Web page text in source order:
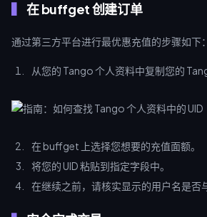
在 buffget 创建订单
通过第三方平台进行最优惠充值的步骤如下：
从您的 Tango 个人资料中复制您的
在 buffget 上选择您想要的充值面额。
将您的 UID 粘贴到指定字段中。
在继续之前，请核实显示的用户名是否